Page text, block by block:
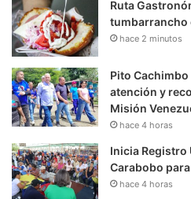
Ruta
tumbarrancho
hace 2 minutos
Pito
atención y
Misión
hace 4 horas
Inicia Registro
Carabobo
hace 4 horas